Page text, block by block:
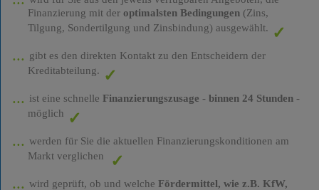
Finanzierung mit der optimalsten Bedingungen(Zins,
Tilgung, Sondertilgung und Zinsbindung) ausgewählt.
gibt es den direkten Kontakt zu den Entscheidern der
Kreditabteilung.
ist eine schnelle Finanzierungszusage - binnen 24 Stunden-
möglich
werden für Sie die aktuellen Finanzierungskonditionen am
Markt verglichen
wird geprüft, ob und welche Fördermittel, wie z.B. KfW,